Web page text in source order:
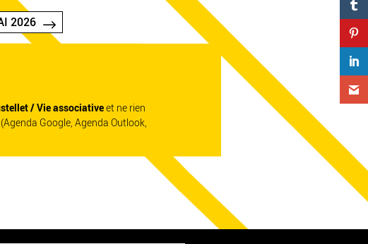
2026
/ Vie associativeet ne rien
Google, Agenda Outlook,